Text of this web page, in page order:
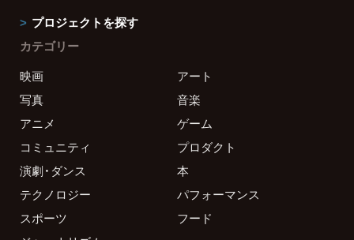
プロジェクトを探す
カテゴリー
映画
アート
写真
音楽
アニメ
ゲーム
コミュニティ
プロダクト
演劇・ダンス
本
テクノロジー
パフォーマンス
スポーツ
フード